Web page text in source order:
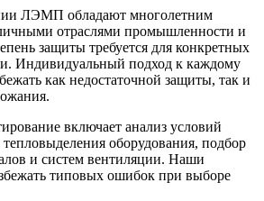
ЛЭМП обладают многолетним
отраслями промышленности и
защиты требуется для конкретных
Индивидуальный подход к каждому
как недостаточной защиты, так и
включает анализ условий
тепловыделения оборудования, подбор
и систем вентиляции. Наши
типовых ошибок при выборе